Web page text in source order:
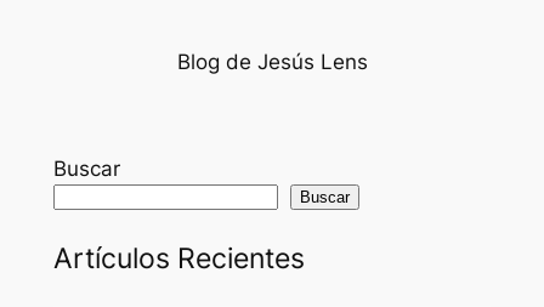
Blog de Jesús Lens
Buscar
Buscar
Artículos Recientes